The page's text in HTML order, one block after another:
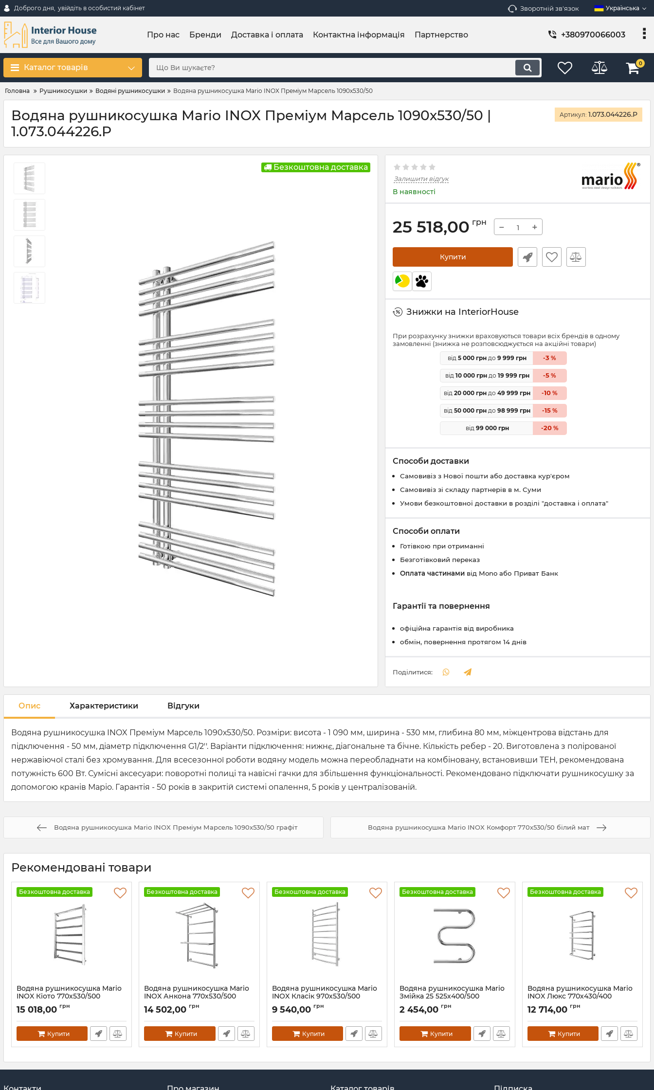
Доброго дня, увійдіть в особистий кабінет Зворотній зв'язок Українська
Про нас Бренди Доставка і оплата Контактна інформація Партнерство +380970066003
Каталог товарів 0
Головна Рушникосушки Водяні рушникосушки Водяна рушникосушка Mario INOX Преміум Марсель 1090х530/50
Водяна рушникосушка Mario INOX Преміум Марсель 1090х530/50 |
1.073.044226.P
Артикул: 1.073.044226.P
Безкоштовна доставка
Залишити відгук
В наявності
25 518,00 грн − +
Купити
Знижки на InteriorHouse
При розрахунку знижки враховуються товари всіх брендів в одному
замовленні (знижка не розповсюджується на акційні товари)
від 5 000 грн до 9 999 грн -3 %
від 10 000 грндо 19 999 грн -5 %
від 20 000 грн до 49 999 грн -10 %
від 50 000 грн до 98 999 грн -15%
від 99 000 грн -20%
Способи доставки
Самовивіз з Нової пошти або доставка кур'єром
Самовивіз зі складу партнерів в м. Суми
Умови безкоштовної доставки в розділі "доставка і оплата"
Способи оплати
Готівкою при отриманні
Безготівковий переказ
Оплата частинами від Mono або Приват Банк
Гарантії та повернення
офіційна гарантія від виробника
обмін, повернення протягом 14 днів
Поділитися:
Опис Характеристики Відгуки
Водяна рушникосушка INOX Преміум Марсель 1090х530/50. Розміри: висота - 1 090 мм, ширина - 530 мм, глибина 80 мм, міжцентрова відстань для
підключення - 50 мм, діаметр підключення G1/2''. Варіанти підключення: нижнє, діагональне та бічне. Кількість ребер - 20. Виготовлена з полірованої
нержавіючої сталі без хромування. Для всесезонної роботи водяну модель можна переобладнати на комбіновану, встановивши ТЕН, рекомендована
потужність 600 Вт. Сумісні аксесуари: поворотні полиці та навісні гачки для збільшення функціональності. Рекомендовано підключати рушникосушку за
допомогою кранів Маріо. Гарантія - 50 років в закритій системі опалення, 5 років у централізованій.
Водяна рушникосушка Mario INOX Преміум Марсель 1090х530/50 графіт Водяна рушникосушка Mario INOX Комфорт 770х530/50 білий мат
Рекомендовані товари
Безкоштовна доставка
Водяна рушникосушка Mario
INOX Кіото 770х530/500
Артикул: 1.7.044553.P
15 018,00 грн
Купити
Безкоштовна доставка
Водяна рушникосушка Mario
INOX Анкона 770х530/500
золото сатин
Артикул:1.8.044544.P-GS
14 502,00 грн
Купити
Безкоштовна доставка
Водяна рушникосушка Mario
INOX Класік 970х530/500
Артикул:1.8.044558.P-GR
9 540,00 грн
Купити
Безкоштовна доставка
Водяна рушникосушка Mario
Змійка 25 525х400/500
Артикул: 1.1.2508.04.P
2 454,00 грн
Купити
Безкоштовна доставка
Водяна рушникосушка Mario
INOX Люкс 770х430/400
Артикул:1.074.044577.0-br
12 714,00 грн
Купити